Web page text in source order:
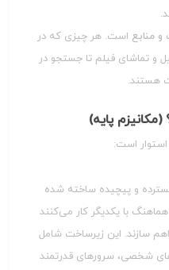
و منابع است. هر چیزی که در
و تماشای فیلم تا جستجو در
هستند.
پایه)
استوار است:
و پیچیده ساخته شده
با یکدیگر کار می‌کنند
سازند. این زیرساخت شامل
های شخصی، سرورهای قدرتمند